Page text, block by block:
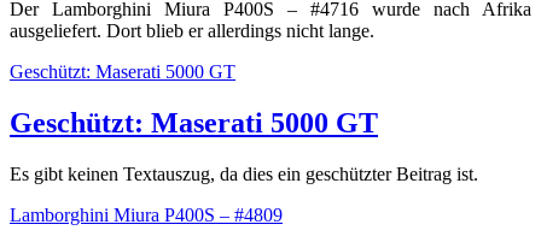
Der Lamborghini Miura P400S – #4716 wurde nach Afrika
ausgeliefert. Dort blieb er allerdings nicht lange.
Geschützt: Maserati 5000 GT
Geschützt: Maserati 5000 GT
Es gibt keinen Textauszug, da dies ein geschützter Beitrag ist.
Lamborghini Miura P400S – #4809